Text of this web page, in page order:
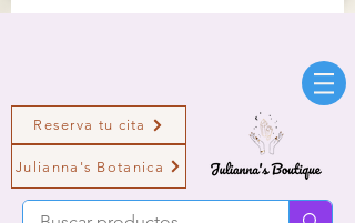
Reserva tu cita
Julianna's Botanica